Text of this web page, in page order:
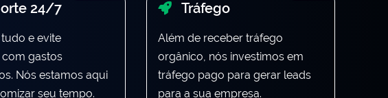
24/7
e evite
gastos
Nós estamos aqui
seu tempo.
Tráfego
Além de receber tráfego
orgânico, nós investimos em
tráfego pago para gerar leads
para a sua empresa.